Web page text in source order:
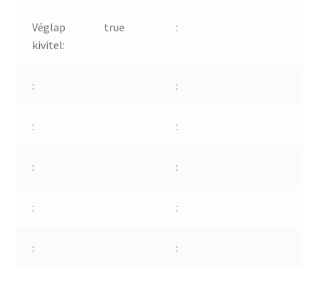
Véglap
kivitel:
true :
: :
: :
: :
: :
: :